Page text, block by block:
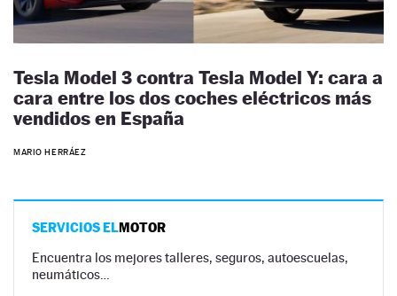
Tesla Model 3 contra Tesla Model Y: cara a
cara entre los dos coches eléctricos más
vendidos en España
MARIO HERRÁEZ
SERVICIOS ELMOTOR
Encuentra los mejores talleres, seguros, autoescuelas,
neumáticos…